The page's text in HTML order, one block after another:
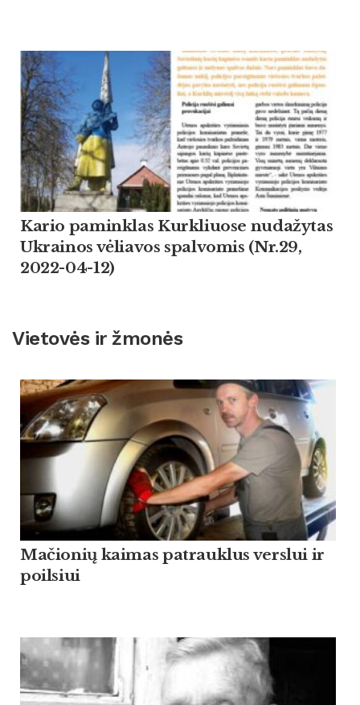
Kario paminklas Kurkliuose nudažytas
Ukrainos vėliavos spalvomis (Nr.29,
2022-04-12)
Vietovės ir žmonės
Mačionių kaimas patrauklus verslui ir
poilsiui